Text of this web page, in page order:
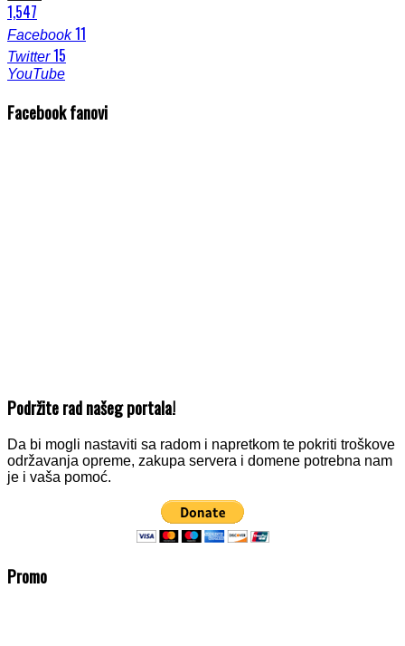
1,547
Facebook 11
Twitter 15
YouTube
Facebook fanovi
Podržite rad našeg portala!
Da bi mogli nastaviti sa radom i napretkom te pokriti troškove
održavanja opreme, zakupa servera i domene potrebna nam
je i vaša pomoć.
Promo